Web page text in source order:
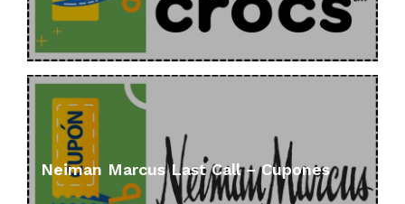
Neiman Marcus Last Call – Cupones